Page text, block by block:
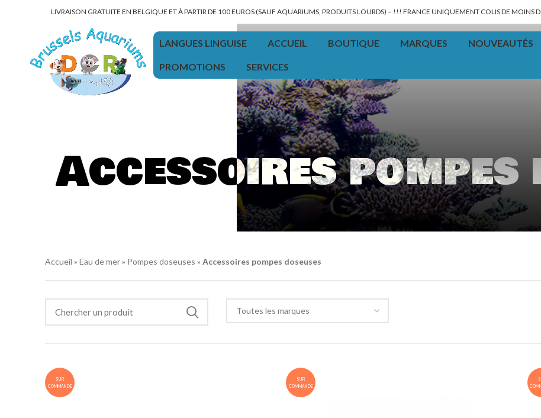
LIVRAISON GRATUITE EN BELGIQUE ET À PARTIR DE 100 EUROS (SAUF AQUARIUMS, PRODUITS LOURDS) – !!! FRANCE UNIQUEMENT COLIS DE MOINS
LANGUES LINGUISE ACCUEIL BOUTIQUE MARQUES NOUVEAUTÉS
PROMOTIONS SERVICES
Accessoires pompes
Accueil » Eau de mer» Pompes doseuses » Accessoires pompes doseuses
Toutes les marques
SUR
COMMANDE
SUR
COMMANDE